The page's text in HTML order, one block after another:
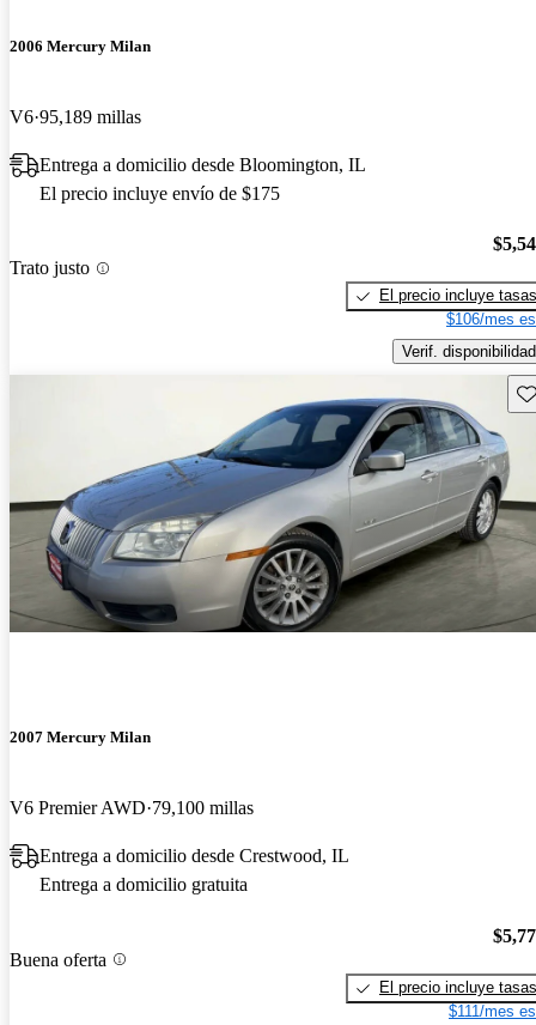
2006 Mercury Milan
V6 95,189 millas
Entrega a domicilio desde Bloomington, IL
El precio incluye envío de $175
Trato justo
El precio incluye tasas
$106/mes
Verif. disponibilidad
2007 Mercury Milan
V6 Premier AWD 79,100 millas
Entrega a domicilio desde Crestwood, IL
Entrega a domicilio gratuita
Buena oferta
El precio incluye tasas
$111/mes